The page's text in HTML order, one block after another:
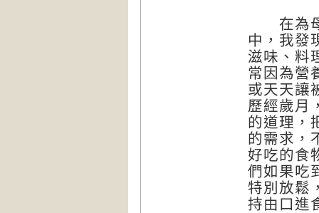
在為母
中，我發
滋味、料
常因為營
或天天讓
歷經歲月
的道理，
的需求，
好吃的食
們如果吃
特別放鬆
持由口進